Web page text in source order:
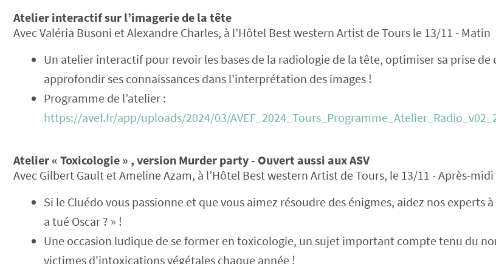
Atelier interactif sur l’imagerie de la tête
Avec Valéria Busoni et Alexandre Charles, à l’Hôtel Best western Artist de Tours le 13/11 - Matin
Un atelier interactif pour revoir les bases de la radiologie de la tête, optimiser sa prise
approfondir ses connaissances dans l'interprétation des images !
Programme de l’atelier :
https://avef.fr/app/uploads/2024/03/
Atelier « Toxicologie » , version Murder party - Ouvert aussi aux ASV
Avec Gilbert Gault et Ameline Azam, à l’Hôtel Best western Artist de Tours, le 13/11 - Après-midi
Si le Cluédo vous passionne et que vous aimez résoudre des énigmes, aidez nos experts
a tué Oscar ? » !
Une occasion ludique de se former en toxicologie, un sujet important compte tenu du
victimes d'intoxications végétales chaque année !